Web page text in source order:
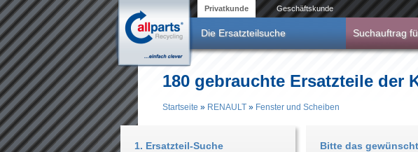
Direkt zum Inhalt Privatkunde Geschäftskunde
Die Ersatzteilsuche Suchauftrag
180 gebrauchte Ersatzteile der
Startseite » RENAULT » Fenster und Scheiben
Bitte das
1. Ersatzteil-Suche